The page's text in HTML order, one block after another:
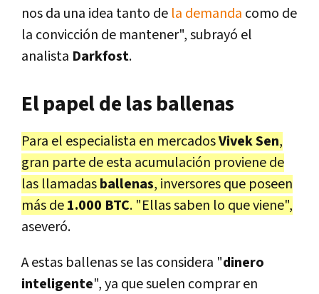
nos da una idea tanto de la demanda como de
la convicción de mantener", subrayó el
analista Darkfost.
El papel de las ballenas
Para el especialista en mercadosVivek Sen,
gran parte de esta acumulación proviene de
las llamadasballenas, inversores que poseen
más de1.000 BTC. "Ellas saben lo que viene",
aseveró.
A estas ballenas se las considera "dinero
inteligente", ya que suelen comprar en